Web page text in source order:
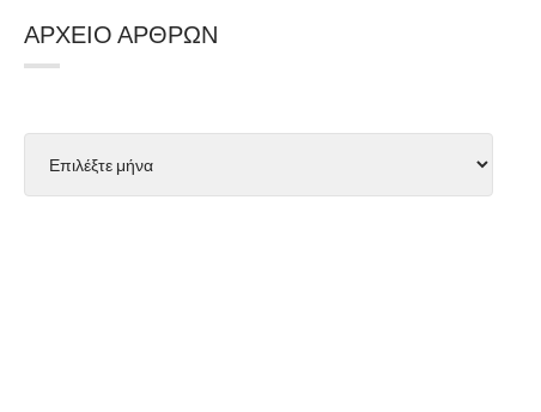
ΑΡΧΕΊΟ ΆΡΘΡΩΝ